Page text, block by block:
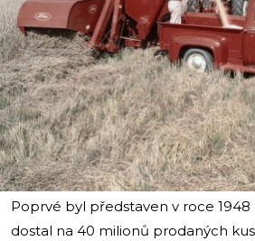
Poprvé byl představen v roce 1948
dostal na 40 milionů prodaných